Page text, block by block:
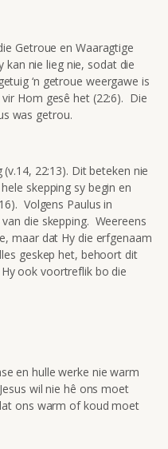
Getroue en Waaragtige
kan nie lieg nie, sodat die
‘n getroue weergawe is
Hom gesê het (22:6). Die
was getrou.
22:13). Dit beteken nie
skepping sy begin en
Volgens Paulus in
die skepping. Weereens
maar dat Hy die erfgenaam
geskep het, behoort dit
ook voortreflik bo die
en hulle werke nie warm
wil nie hê ons moet
ons warm of koud moet